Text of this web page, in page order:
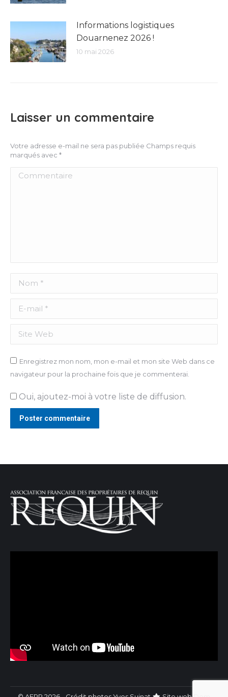
Informations logistiques
Douarnenez 2026 !
10 mai 2026
Laisser un commentaire
Votre adresse e-mail ne sera pas publiée Champs requis
marqués avec *
Commentaire
Nom *
E-mail *
Site Web
Enregistrez mon nom, mon e-mail et mon site Web dans ce
navigateur pour la prochaine fois que je commenterai.
Oui, ajoutez-moi à votre liste de diffusion.
Poster commentaire